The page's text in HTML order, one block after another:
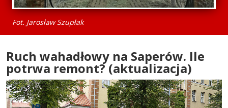
Fot. Jarosław Szupłak
Ruch wahadłowy na Saperów. Ile
potrwa remont? (aktualizacja)